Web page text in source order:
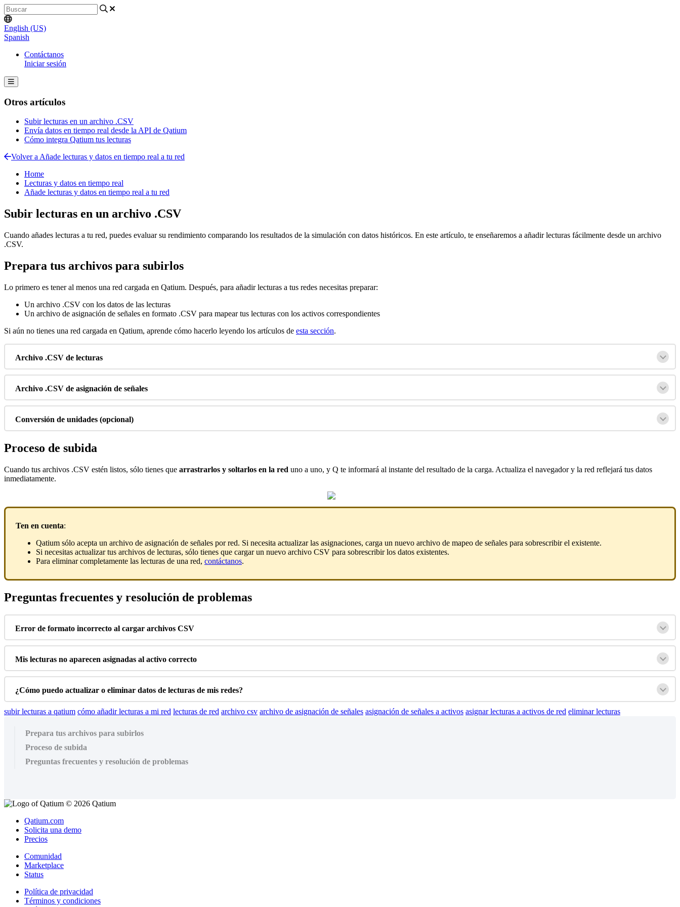
English (US)
Spanish
Contáctanos
Iniciar sesión
Otros artículos
Subir lecturas en un archivo .CSV
Envía datos en tiempo real desde la API de Qatium
Cómo integra Qatium tus lecturas
Volver a Añade lecturas y datos en tiempo real a tu red
Home
Lecturas y datos en tiempo real
Añade lecturas y datos en tiempo real a tu red
Subir lecturas en un archivo .CSV
Cuando añades lecturas a tu red, puedes evaluar su rendimiento comparando los resultados de la simulación con datos históricos. En este artículo, te enseñaremos a añadir lecturas fácilmente desde un archivo
.CSV.
Prepara tus archivos para subirlos
Lo primero es tener al menos una red cargada en Qatium. Después, para añadir lecturas a tus redes necesitas preparar:
Un archivo .CSV con los datos de las lecturas
Un archivo de asignación de señales en formato .CSV para mapear tus lecturas con los activos correspondientes
Si aún no tienes una red cargada en Qatium, aprende cómo hacerlo leyendo los artículos de esta sección.
Archivo .CSV de lecturas
Archivo .CSV de asignación de señales
Conversión de unidades (opcional)
Proceso de subida
Cuando tus archivos .CSV estén listos, sólo tienes que arrastrarlos y soltarlos en la red uno a uno, y Q te informará al instante del resultado de la carga. Actualiza el navegador y la red reflejará tus datos
inmediatamente.
Ten en cuenta:
Qatium sólo acepta un archivo de asignación de señales por red. Si necesita actualizar las asignaciones, carga un nuevo archivo de mapeo de señales para sobrescribir el existente.
Si necesitas actualizar tus archivos de lecturas, sólo tienes que cargar un nuevo archivo CSV para sobrescribir los datos existentes.
Para eliminar completamente las lecturas de una red, contáctanos.
Preguntas frecuentes y resolución de problemas
Error de formato incorrecto al cargar archivos CSV
Mis lecturas no aparecen asignadas al activo correcto
¿Cómo puedo actualizar o eliminar datos de lecturas de mis redes?
subir lecturas a qatium cómo añadir lecturas a mi red lecturas de red archivo csv archivo de asignación de señales asignación de señales a activos asignar lecturas a activos de red eliminar lecturas
Prepara tus archivos para subirlos
Proceso de subida
Preguntas frecuentes y resolución de problemas
© 2026 Qatium
Qatium.com
Solicita una demo
Precios
Comunidad
Marketplace
Status
Política de privacidad
Términos y condiciones